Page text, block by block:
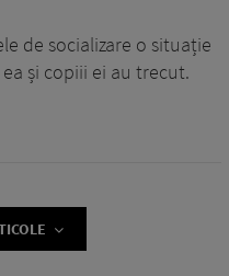
de socializare o situație
și copiii ei au trecut.